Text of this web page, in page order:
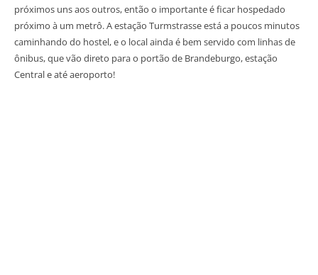
próximos uns aos outros, então o importante é ficar hospedado
próximo à um metrô. A estação Turmstrasse está a poucos minutos
caminhando do hostel, e o local ainda é bem servido com linhas de
ônibus, que vão direto para o portão de Brandeburgo, estação
Central e até aeroporto!